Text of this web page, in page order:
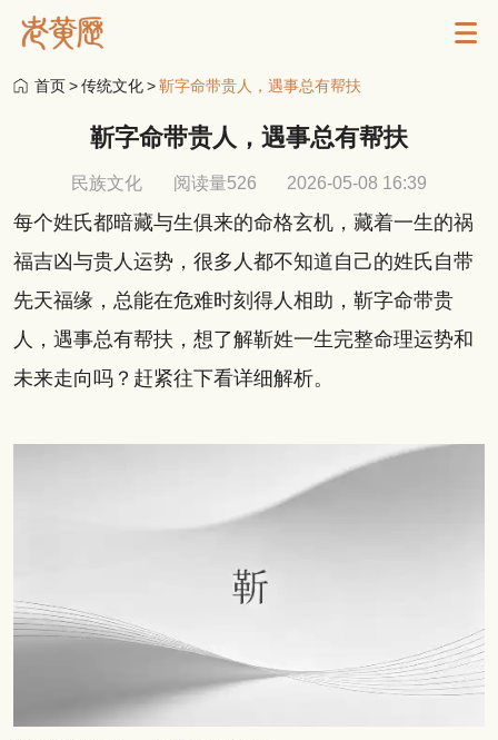
首页>传统文化>靳字命带贵人，遇事总有帮扶
靳字命带贵人，遇事总有帮扶
民族文化 阅读量526 2026-05-08 16:39
每个姓氏都暗藏与生俱来的命格玄机，藏着一生的祸
福吉凶与贵人运势，很多人都不知道自己的姓氏自带
先天福缘，总能在危难时刻得人相助，靳字命带贵
人，遇事总有帮扶，想了解靳姓一生完整命理运势和
未来走向吗？赶紧往下看详细解析。